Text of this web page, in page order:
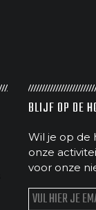
BLIJF OP DE
Wil je op de
onze
voor onze